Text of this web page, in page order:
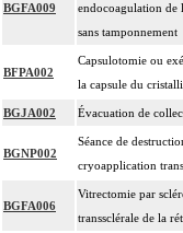
BGFA009
endocoagulation de
sans tamponnement
BFPA002
Capsulotomie ou
la capsule du
BGJA002 Évacuation de
BGNP002
Séance de
cryoapplication
BGFA006
Vitrectomie par
transsclérale de la